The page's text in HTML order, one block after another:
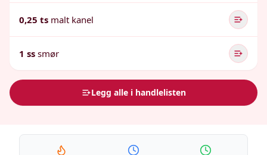
0,25 ts malt kanel
1 ss smør
Legg alle i handlelisten